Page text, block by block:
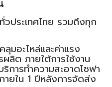
ประเทศไทย รวมถึงทุก
มอะไหล่และค่าแรง
ผลิต ภายใต้การใช้งาน
ารทำความสะอาดโซฟา
ยใน 1 ปีหลังการจัดส่ง